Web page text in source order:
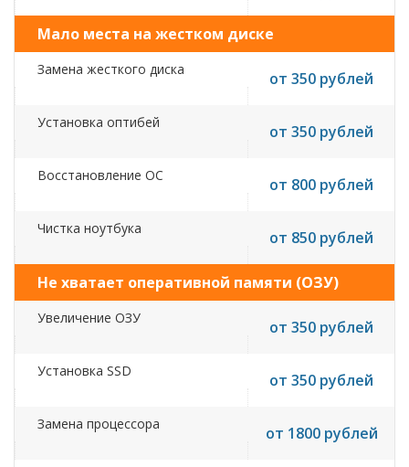
Мало места на жестком диске
Замена жесткого диска от 350 рублей
Установка оптибей от 350 рублей
Восстановление ОС от 800 рублей
Чистка ноутбука от 850 рублей
Не хватает оперативной памяти (ОЗУ)
Увеличение ОЗУ от 350 рублей
Установка SSD от 350 рублей
Замена процессора от 1800 рублей